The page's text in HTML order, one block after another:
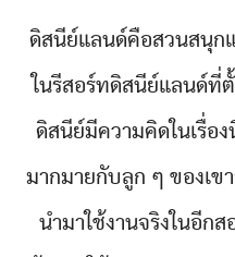
ดิสนีย์แลนด์คือสวนสนุก
ในรีสอร์ทดิสนีย์แลนด์ที่
ดิสนีย์มีความคิดในเรื่อ
มากมายกับลูก ๆ ของเข
นำมาใช้งานจริงในอีก